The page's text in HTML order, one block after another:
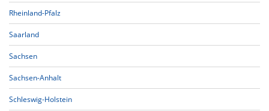
Rheinland-Pfalz
Saarland
Sachsen
Sachsen-Anhalt
Schleswig-Holstein